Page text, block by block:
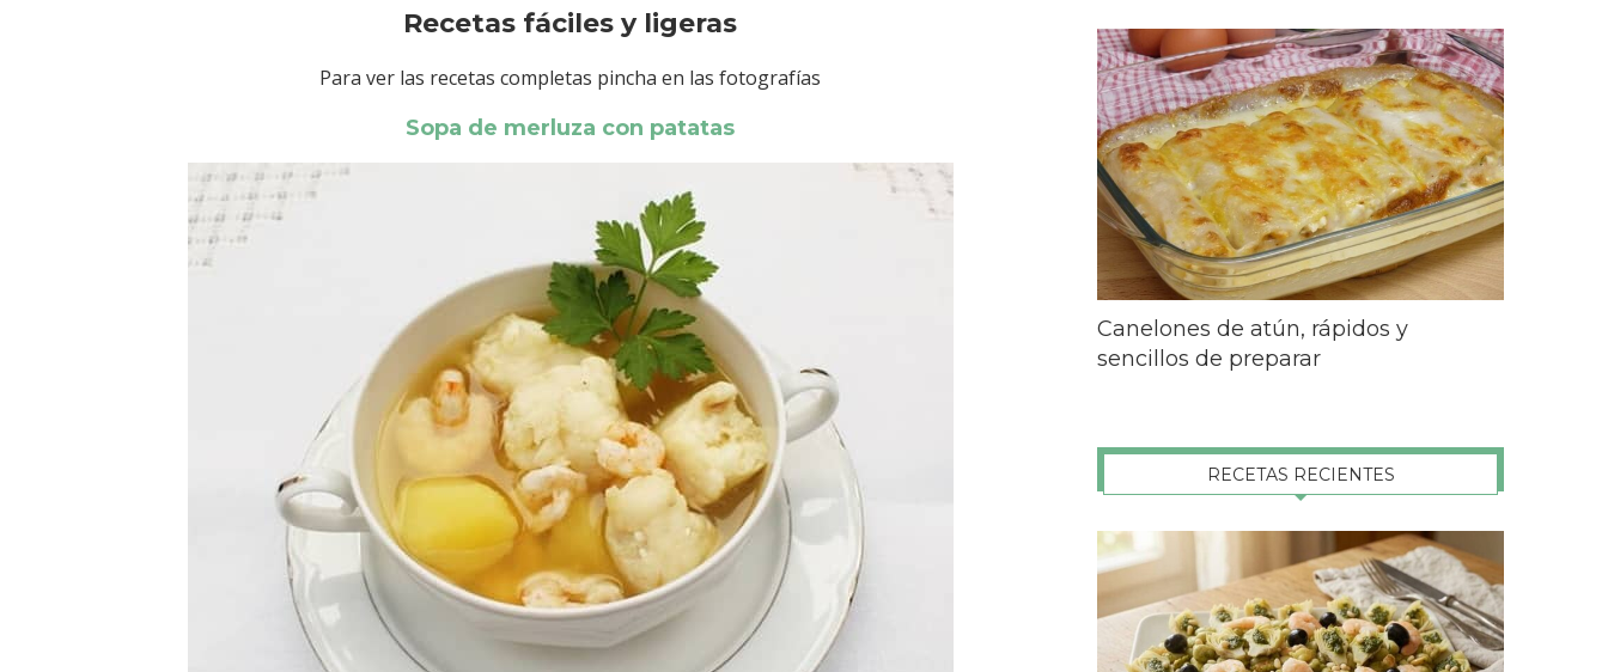
Recetas fáciles y ligeras
Para ver las recetas completas pincha en las fotografías
Sopa de merluza con patatas
Canelones de atún, rápidos y
sencillos de preparar
RECETAS RECIENTES